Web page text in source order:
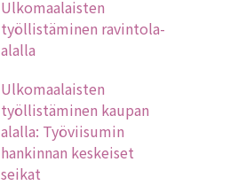
Ulkomaalaisten
työllistäminen ravintola-
alalla
Ulkomaalaisten
työllistäminen kaupan
alalla: Työviisumin
hankinnan keskeiset
seikat